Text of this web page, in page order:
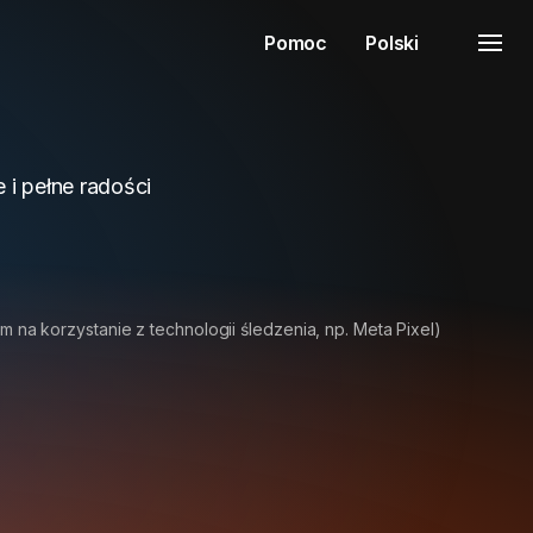
Pomoc Polski
pełne radości
na korzystanie z technologii śledzenia, np. Meta Pixel)